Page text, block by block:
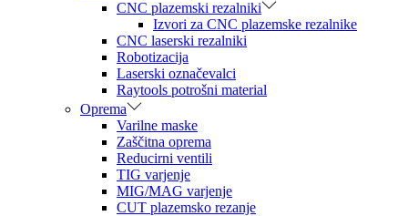
CNC plazemski rezalniki
Izvori za CNC plazemske rezalnike
CNC laserski rezalniki
Robotizacija
Laserski označevalci
Raytools potrošni material
Oprema
Varilne maske
Zaščitna oprema
Reducirni ventili
TIG varjenje
MIG/MAG varjenje
CUT plazemsko rezanje